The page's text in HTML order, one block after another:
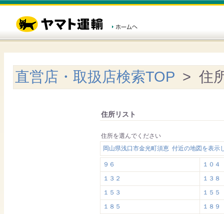
直営店・取扱店検索TOP > 住
住所リスト
住所を選んでください
岡山県浅口市金光町須恵 付近の地図を表示
９６
１０４
１３２
１３８
１５３
１５５
１８５
１８９